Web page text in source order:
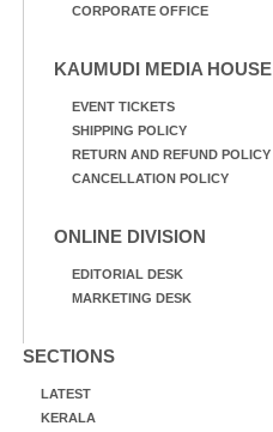
CORPORATE OFFICE
KAUMUDI MEDIA HOUSE
EVENT TICKETS
SHIPPING POLICY
RETURN AND REFUND POLICY
CANCELLATION POLICY
ONLINE DIVISION
EDITORIAL DESK
MARKETING DESK
SECTIONS
LATEST
KERALA